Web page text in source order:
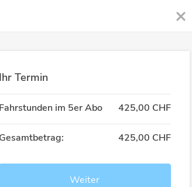
Ihr Termin
Fahrstunden im 5er Abo 425,00 CHF
Gesamtbetrag: 425,00 CHF
Weiter